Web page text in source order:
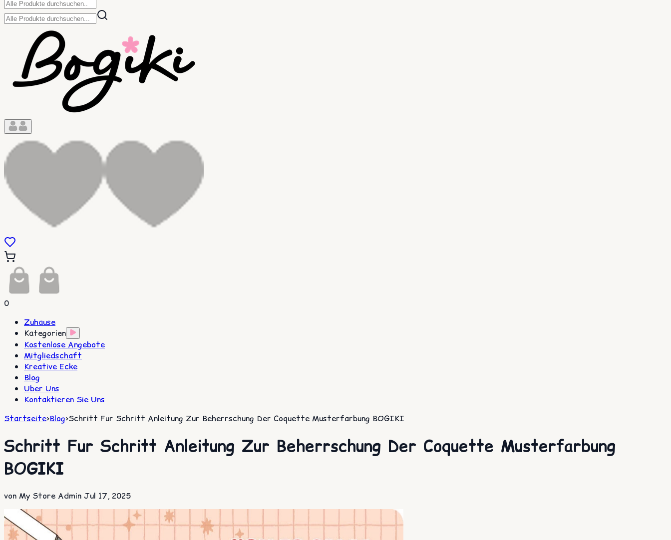
0
Zuhause
Kategorien
Kostenlose Angebote
Mitgliedschaft
Kreative Ecke
Blog
Uber Uns
Kontaktieren Sie Uns
Startseite>Blog>Schritt Fur Schritt Anleitung Zur Beherrschung Der Coquette Musterfarbung BOGIKI
Schritt Fur Schritt Anleitung Zur Beherrschung Der Coquette Musterfarbung
BOGIKI
von My Store Admin Jul 17, 2025